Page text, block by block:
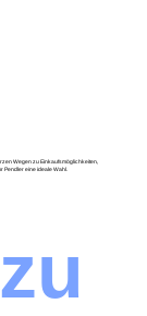
Wegen zu Einkaufsmöglichkeiten,
Pendler eine ideale Wahl.